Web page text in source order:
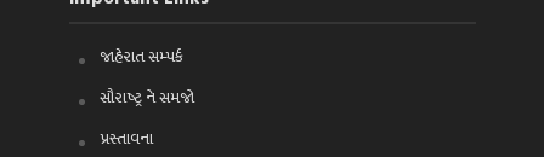
જાહેરાત સમ્પર્ક
સૌરાષ્ટ્ર ને સમજો
પ્રસ્તાવના